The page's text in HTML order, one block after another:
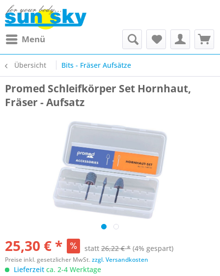
Menü
Übersicht Bits - Fräser Aufsätze
Promed Schleifkörper Set Hornhaut,
Fräser - Aufsatz
25,30 € * statt 26,22 € * (4% gespart)
Preise inkl. gesetzlicher MwSt.zzgl. Versandkosten
Lieferzeit ca. 2-4 Werktage